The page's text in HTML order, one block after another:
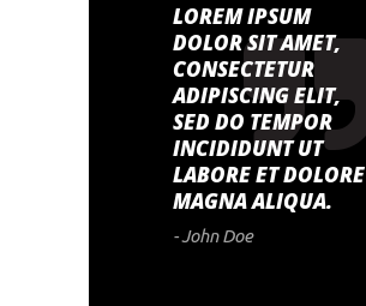
LOREM IPSUM
DOLOR SIT AMET,
CONSECTETUR
ADIPISCING ELIT,
SED DO TEMPOR
INCIDIDUNT UT
LABORE ET DOLORE
MAGNA ALIQUA.
- John Doe